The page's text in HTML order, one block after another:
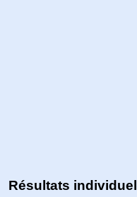
Résultats individuel